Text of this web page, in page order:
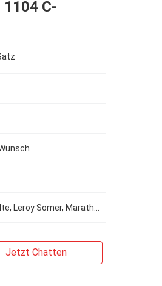
C-
Jetzt Chatten